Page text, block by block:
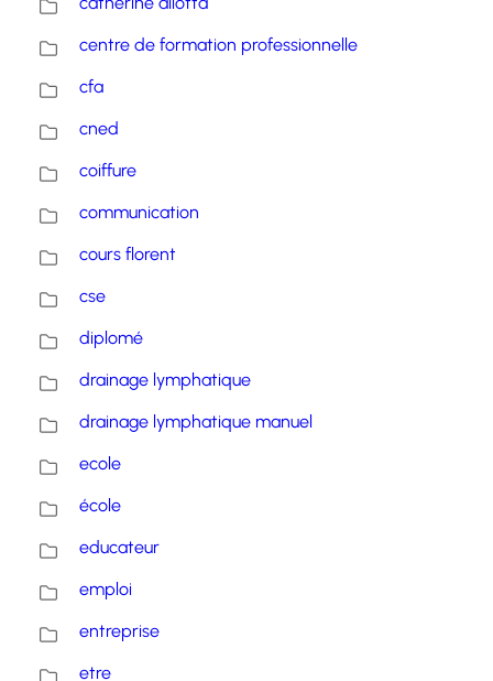
centre de formation professionnelle
cfa
cned
coiffure
communication
cours florent
cse
diplomé
drainage lymphatique
drainage lymphatique manuel
ecole
école
educateur
emploi
entreprise
etre